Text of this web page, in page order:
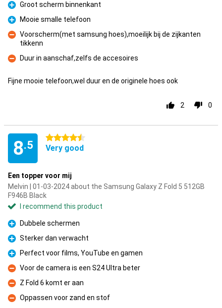
Pro
Groot scherm binnenkant
Pro
Mooie smalle telefoon
Voorscherm(met samsung hoes),moeilijk bij de zijkanten
tikkenn
Con
Duur in aanschaf,zelfs de accesoires
Fijne mooie telefoon,wel duur en de originele hoes ook
2 0
8.5
4.5 stars
Very good
Een topper voor mij
Melvin | 01-03-2024 about the Samsung Galaxy Z Fold 5 512GB
F946B Black
I recommend this product
Pro
Dubbele schermen
Pro
Sterker dan verwacht
Pro
Perfect voor films, YouTube en gamen
Con
Voor de camera is een S24 Ultra beter
Con
Z Fold 6 komt er aan
Con
Oppassen voor zand en stof